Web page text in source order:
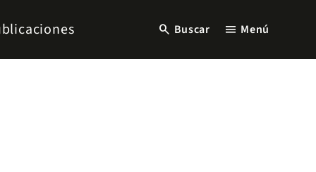
search Buscar menu Menú